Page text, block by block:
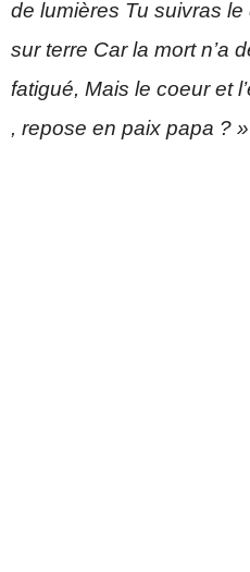
de lumières Tu suivras
sur terre Car la mort n’a
fatigué, Mais le coeur et
, repose en paix papa ? »